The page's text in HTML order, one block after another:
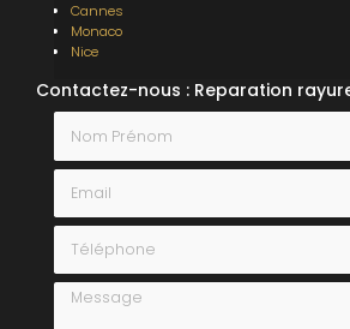
Cannes
Monaco
Nice
Contactez-nous : Reparation
Nom Prénom
Email
Téléphone
Message